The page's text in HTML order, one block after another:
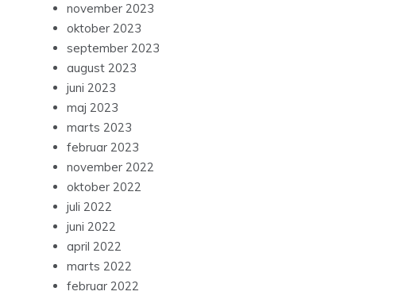
november 2023
oktober 2023
september 2023
august 2023
juni 2023
maj 2023
marts 2023
februar 2023
november 2022
oktober 2022
juli 2022
juni 2022
april 2022
marts 2022
februar 2022